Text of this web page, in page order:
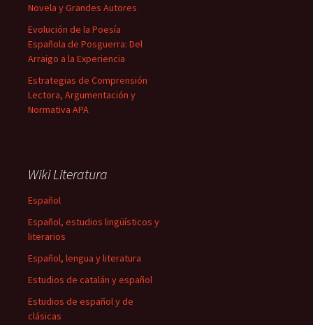
Novela y Grandes Autores
Evolución de la Poesía
Española de Posguerra: Del
Arraigo a la Experiencia
Estrategias de Comprensión
Lectora, Argumentación y
Normativa APA
Wiki Literatura
Español
Español, estudios lingüísticos y
literarios
Español, lengua y literatura
Estudios de catalán y español
Estudios de español y de
clásicas